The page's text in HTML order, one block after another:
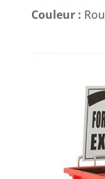
Couleur :